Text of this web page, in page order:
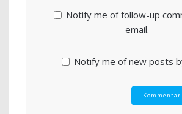
Notify me of follow-up
email.
Notify me of new posts